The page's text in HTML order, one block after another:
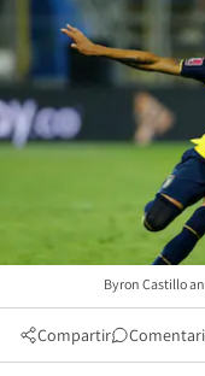
Byron Castillo
Compartir